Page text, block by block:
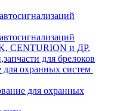
CENTURION и ДР.
для брелоков
для охранных систем
для охранных